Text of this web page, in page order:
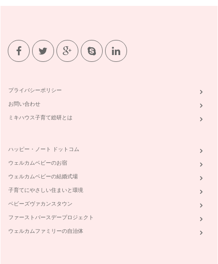
プライバシーポリシー
お問い合わせ
ミキハウス子育て総研とは
ハッピー・ノート ドットコム
ウェルカムベビーのお宿
ウェルカムベビーの結婚式場
子育てにやさしい住まいと環境
ベビーズヴァカンスタウン
ファーストバースデープロジェクト
ウェルカムファミリーの自治体